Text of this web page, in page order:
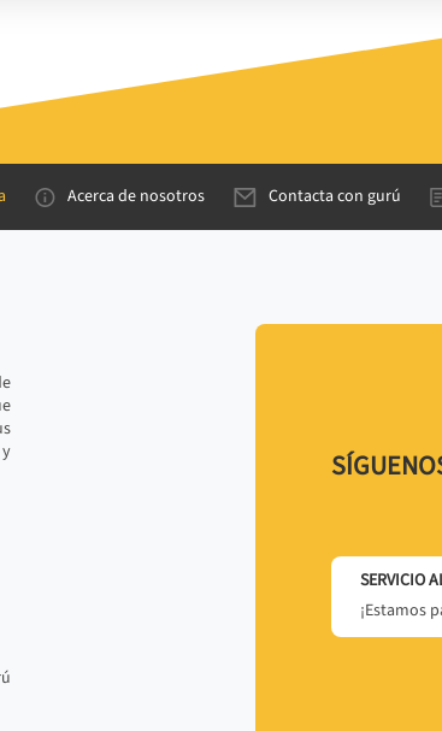
Acerca de nosotros Contacta con gurú
SERVICIO
¡Estamos